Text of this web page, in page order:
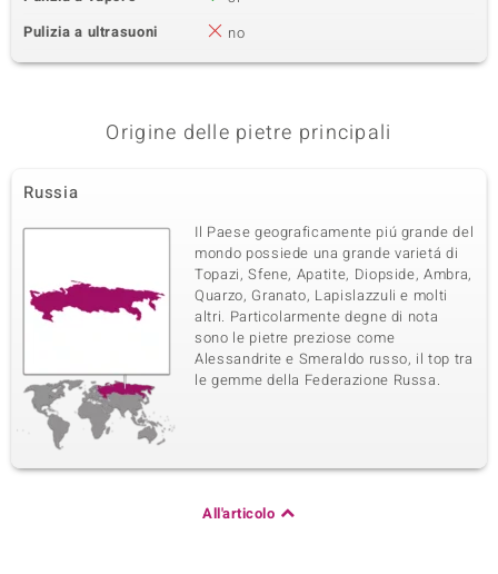
Pulizia a ultrasuoni
no
Origine delle pietre principali
Russia
Il Paese geograficamente piú grande del
mondo possiede una grande varietá di
Topazi, Sfene, Apatite, Diopside, Ambra,
Quarzo, Granato, Lapislazzuli e molti
altri. Particolarmente degne di nota
sono le pietre preziose come
Alessandrite e Smeraldo russo, il top tra
le gemme della Federazione Russa.
All'articolo